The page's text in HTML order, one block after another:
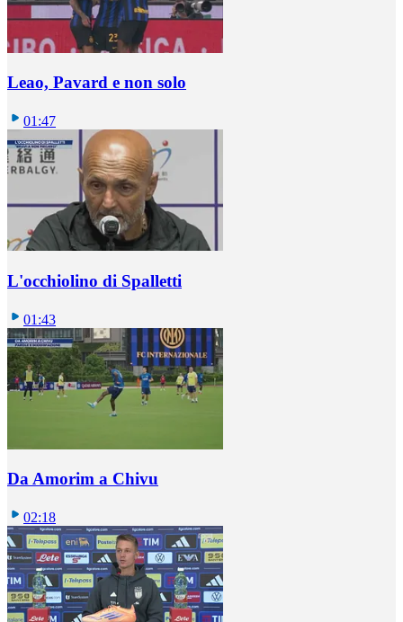
Leao, Pavard e non solo
01:47
L'occhiolino di Spalletti
01:43
Da Amorim a Chivu
02:18